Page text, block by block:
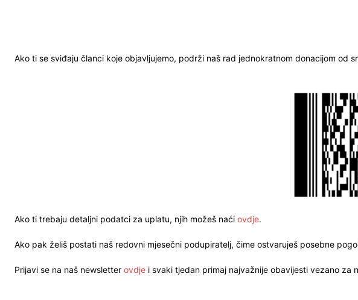
Ako ti se sviđaju članci koje objavljujemo, podrži naš rad jednokratnom donacijom od
Ako ti trebaju detaljni podatci za uplatu, njih možeš naći ovdje.
Ako pak želiš postati naš redovni mjesečni podupiratelj, čime ostvaruješ posebne
Prijavi se na naš newsletter ovdje i svaki tjedan primaj najvažnije obavijesti vezano za